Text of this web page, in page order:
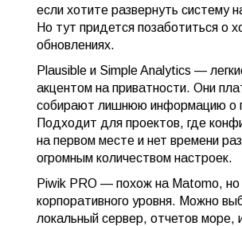
если хотите развернуть систему
Но тут придется позаботиться о
обновлениях.
Plausible и Simple Analytics —
акцентом на приватности. Они
собирают лишнюю информацию о
Подходит для проектов, где
на первом месте и нет времени
огромным количеством настроек.
Piwik PRO — похож на Matomo,
корпоративного уровня. Можно
локальный сервер, отчетов море,